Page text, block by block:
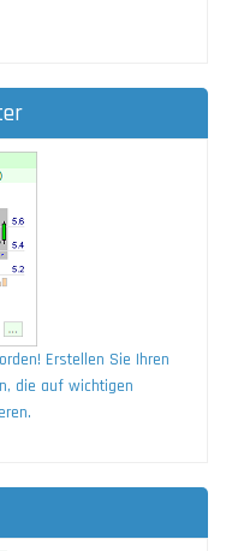
Erstellen Sie Ihren
die auf wichtigen